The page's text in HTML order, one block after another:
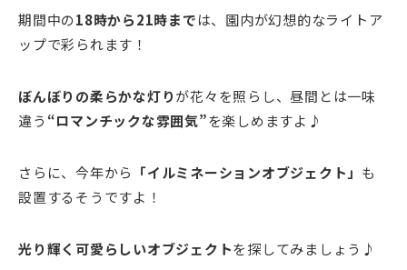
期間中の18時から21時までは、園内が幻想的なライトア
ップで彩られます！
ぼんぼりの柔らかな灯りが花々を照らし、昼間とは一味
違う “ロマンチックな雰囲気”を楽しめますよ♪
さらに、今年から 「イルミネーションオブジェクト」 も
設置するそうですよ！
光り輝く可愛らしいオブジェクトを探してみましょう♪